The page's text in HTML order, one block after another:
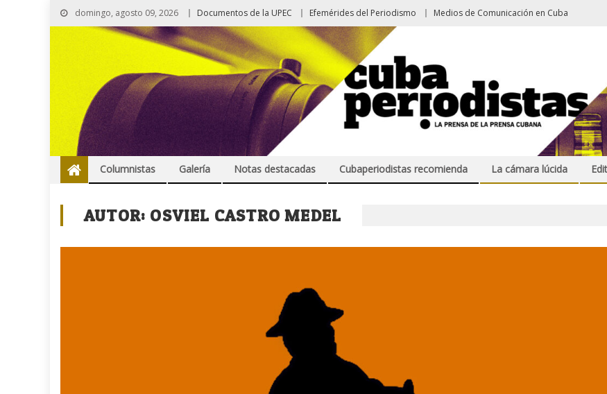
domingo, agosto 09, 2026 Documentos de la UPEC Efemérides del Periodismo Medios de Comunicación en Cuba
Columnistas Galería Notas destacadas Cubaperiodistas recomienda La cámara lúcida
AUTOR: OSVIEL CASTRO MEDEL